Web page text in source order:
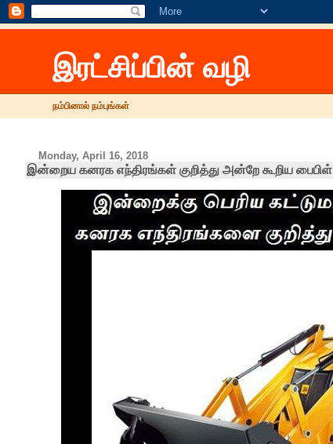
இரட்சிப்பின் வழி
நம்பினால் நம்புங்கள்
Monday, April 16, 2018
இன்றைய கனரக எந்திரங்கள் குறித்து அன்றே கூறிய பைபிள்